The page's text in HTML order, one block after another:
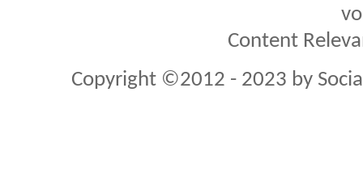
Content
Copyright ©2012 - 2023 by